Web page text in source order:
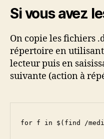
Si vous avez
On copie les fichiers
répertoire en
lecteur puis en
suivante (action à
for f in $(find /